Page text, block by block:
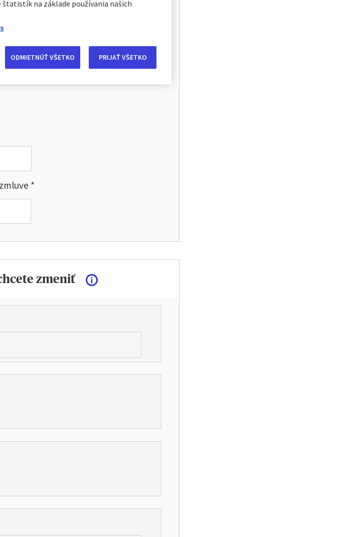
*
zmeniť
štatistík na základe používania našich
ODMIETNÚŤ VŠETKO PRIJAŤ VŠETKO